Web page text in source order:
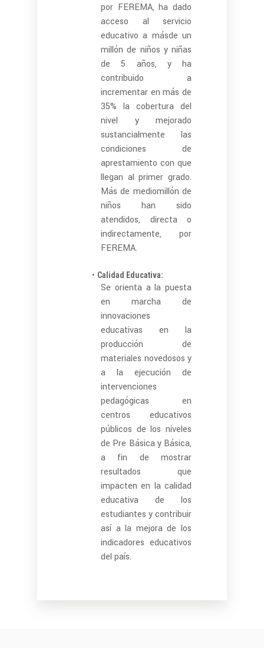
por FEREMA, ha dado
acceso al servicio
educativo a másde un
millón de niños y niñas
de 5 años, y ha
contribuido a
incrementar en más de
35% la cobertura del
nivel y mejorado
sustancialmente las
condiciones de
aprestamiento con que
llegan al primer grado.
Más de mediomillón de
niños han sido
atendidos, directa o
indirectamente, por
FEREMA.
Calidad Educativa:
Se orienta a la puesta
en marcha de
innovaciones
educativas en la
producción de
materiales novedosos y
a la ejecución de
intervenciones
pedagógicas en
centros educativos
públicos de los niveles
de Pre Básica y Básica,
a fin de mostrar
resultados que
impacten en la calidad
educativa de los
estudiantes y contribuir
así a la mejora de los
indicadores educativos
del país.